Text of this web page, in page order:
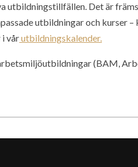
utbildningstillfällen. Det är
utbildningar och kurser
i vårutbildningskalender.
(BAM,